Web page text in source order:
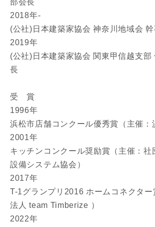
部会長
2018年-
(公社)日本建築家協会 神奈川地域会
2019年
(公社)日本建築家協会 関東甲信越支部
長
受 賞
1996年
浜松市店舗コンクール優秀賞（主催：
2001年
キッチンコンクール奨励賞（主催：社
設備システム協会）
2017年
T-1グランプリ2016 ホームコネクタ
法人 team Timberize ）
2022年
希望の予算
完成希望時期
専門家の都合により、資料の送付が遅く
閉じる
閉じる